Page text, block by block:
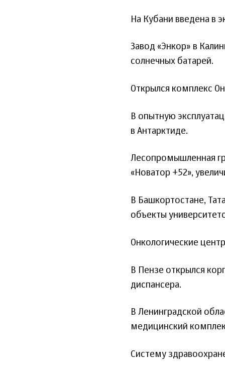
На Кубани введена в
Завод «Энкор» в
солнечных батарей.
Открылся комплекс
В опытную
в Антарктиде.
Лесопромышленная
«Новатор +52»,
В Башкортостане,
объекты
Онкологические
В Пензе открылся
диспансера.
В Ленинградской
медицинский
Систему